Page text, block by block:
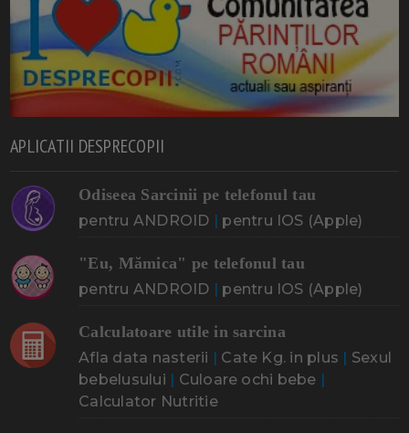
APLICATII DESPRECOPII
Odiseea Sarcinii pe telefonul tau
pentru ANDROID | pentru IOS (Apple)
"Eu, Mămica" pe telefonul tau
pentru ANDROID | pentru IOS (Apple)
Calculatoare utile in sarcina
Afla data nasterii | Cate Kg. in plus | Sexul
bebelusului | Culoare ochi bebe |
Calculator Nutritie